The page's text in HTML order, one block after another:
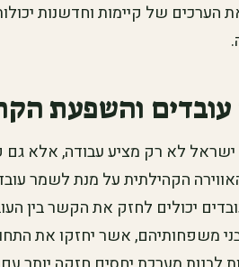
הערכים של קיימות וחדשנות
עובדים והשפעת
לא רק מציע עבודה, אלא גם
הקהילתית על מנת לשמר
יכולים לחזק את הקשר בין
משפחותיהם, אשר יחזקו את